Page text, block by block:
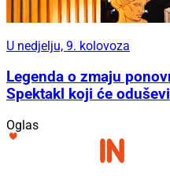
U nedjelju, 9. kolovoza
Legenda o zmaju
Spektakl koji će
Oglas